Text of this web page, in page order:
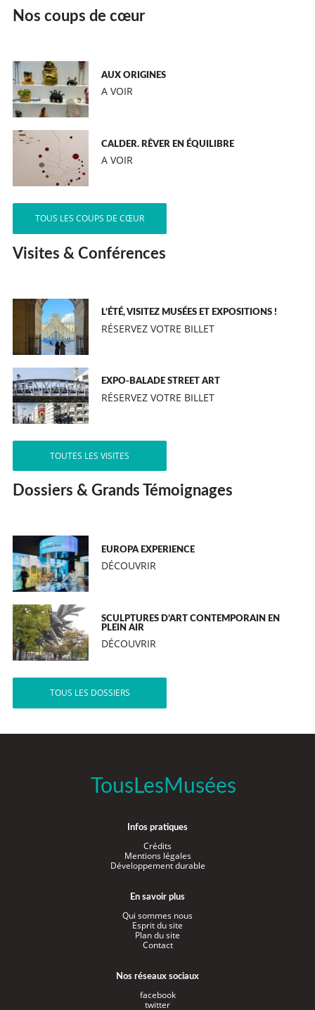
Nos coups de cœur
AUX ORIGINES
A VOIR
CALDER. RÊVER EN ÉQUILIBRE
A VOIR
TOUS LES COUPS DE CŒUR
Visites & Conférences
L’ÉTÉ, VISITEZ MUSÉES ET EXPOSITIONS !
RÉSERVEZ VOTRE BILLET
EXPO-BALADE STREET ART
RÉSERVEZ VOTRE BILLET
TOUTES LES VISITES
Dossiers & Grands Témoignages
EUROPA EXPERIENCE
DÉCOUVRIR
SCULPTURES D’ART CONTEMPORAIN EN
PLEIN AIR
DÉCOUVRIR
TOUS LES DOSSIERS
TousLesMusées
Infos pratiques
Crédits
Mentions légales
Développement durable
En savoir plus
Qui sommes nous
Esprit du site
Plan du site
Contact
Nos réseaux sociaux
facebook
twitter